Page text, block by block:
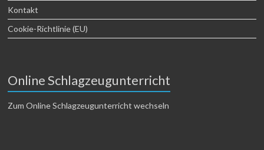
Kontakt
Cookie-Richtlinie (EU)
Online Schlagzeugunterricht
Zum Online Schlagzeugunterricht wechseln